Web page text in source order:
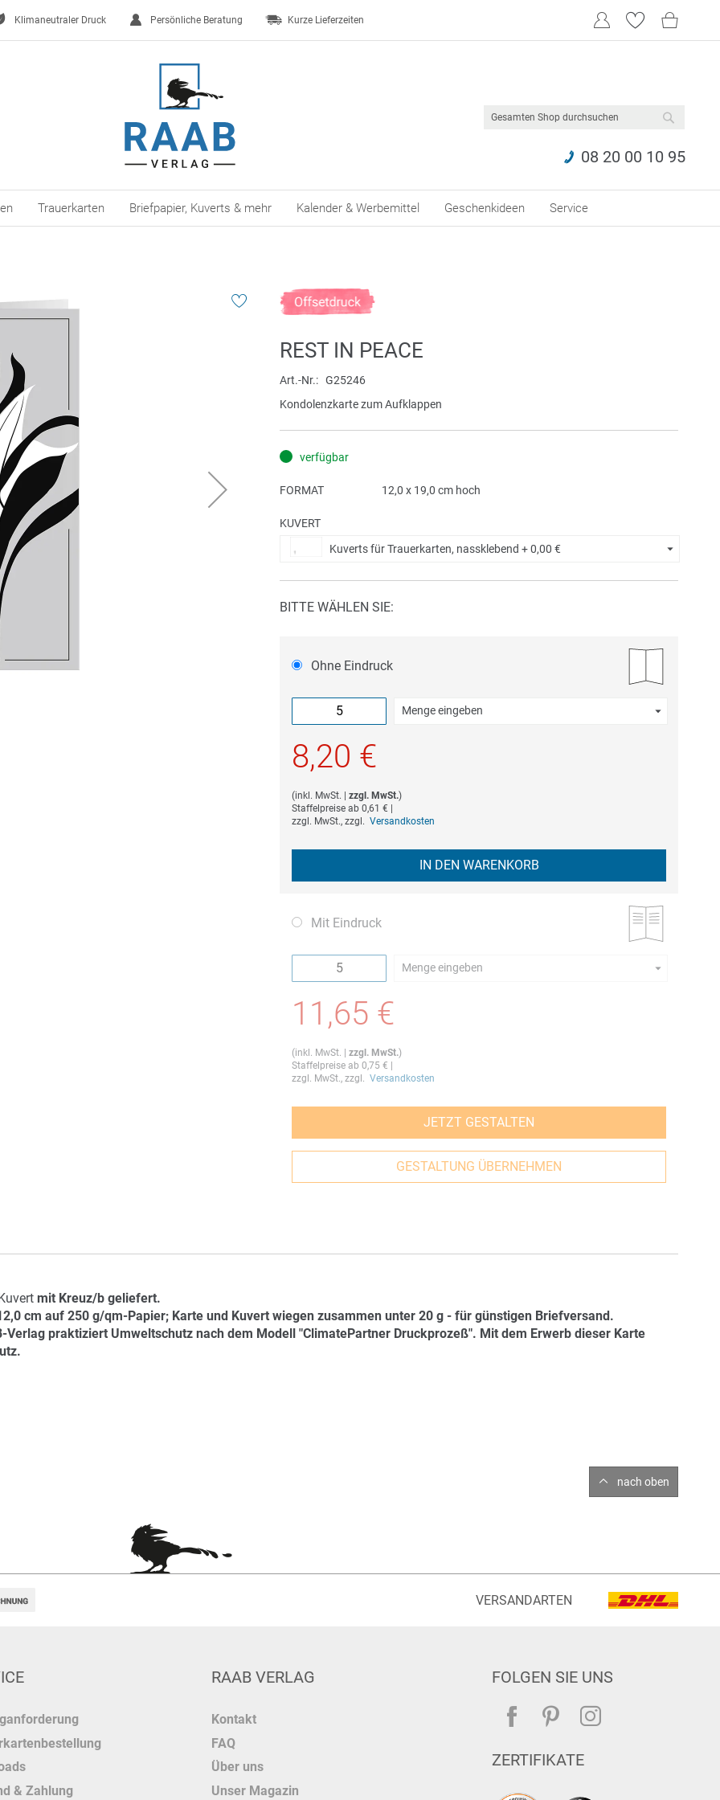
Klimaneutraler Druck Persönliche Beratung Kurze Lieferzeiten
08 20 00 10 95
Trauerkarten Briefpapier, Kuverts & mehr Kalender & Werbemittel Geschenkideen Service
REST IN PEACE
Art.-Nr.
G25246
Kondolenzkarte zum Aufklappen
verfügbar
FORMAT 12,0 x 19,0 cm hoch
KUVERT
Kuverts für Trauerkarten, nassklebend +0,00 €
BITTE WÄHLEN SIE:
Ohne Eindruck
Menge eingeben
8,20 €
(inkl. MwSt. | zzgl. MwSt.)
Staffelpreise ab 0,61 € |
zzgl. MwSt., zzgl. Versandkosten
IN DEN WARENKORB
Mit Eindruck
Menge eingeben
11,65 €
(inkl. MwSt. | zzgl. MwSt.)
Staffelpreise ab 0,75 € |
zzgl. MwSt., zzgl. Versandkosten
JETZT GESTALTEN
GESTALTUNG ÜBERNEHMEN
mit Kreuz/b geliefert.
cm auf 250 g/qm-Papier; Karte und Kuvert wiegen zusammen unter 20 g - für günstigen Briefversand.
praktiziert Umweltschutz nach dem Modell "ClimatePartner Druckprozeß". Mit dem Erwerb dieser Karte
nach oben
VERSANDARTEN
& Zahlung
RAAB VERLAG
Kontakt
FAQ
Über uns
Unser Magazin
FOLGEN SIE UNS
ZERTIFIKATE